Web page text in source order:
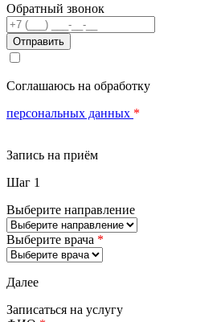
Обратный звонок
Телефон
Соглашаюсь на обработку
персональных данных *
Запись на приём
Шаг 1
Выберите направление
Выберите врача *
Далее
Записаться на услугу